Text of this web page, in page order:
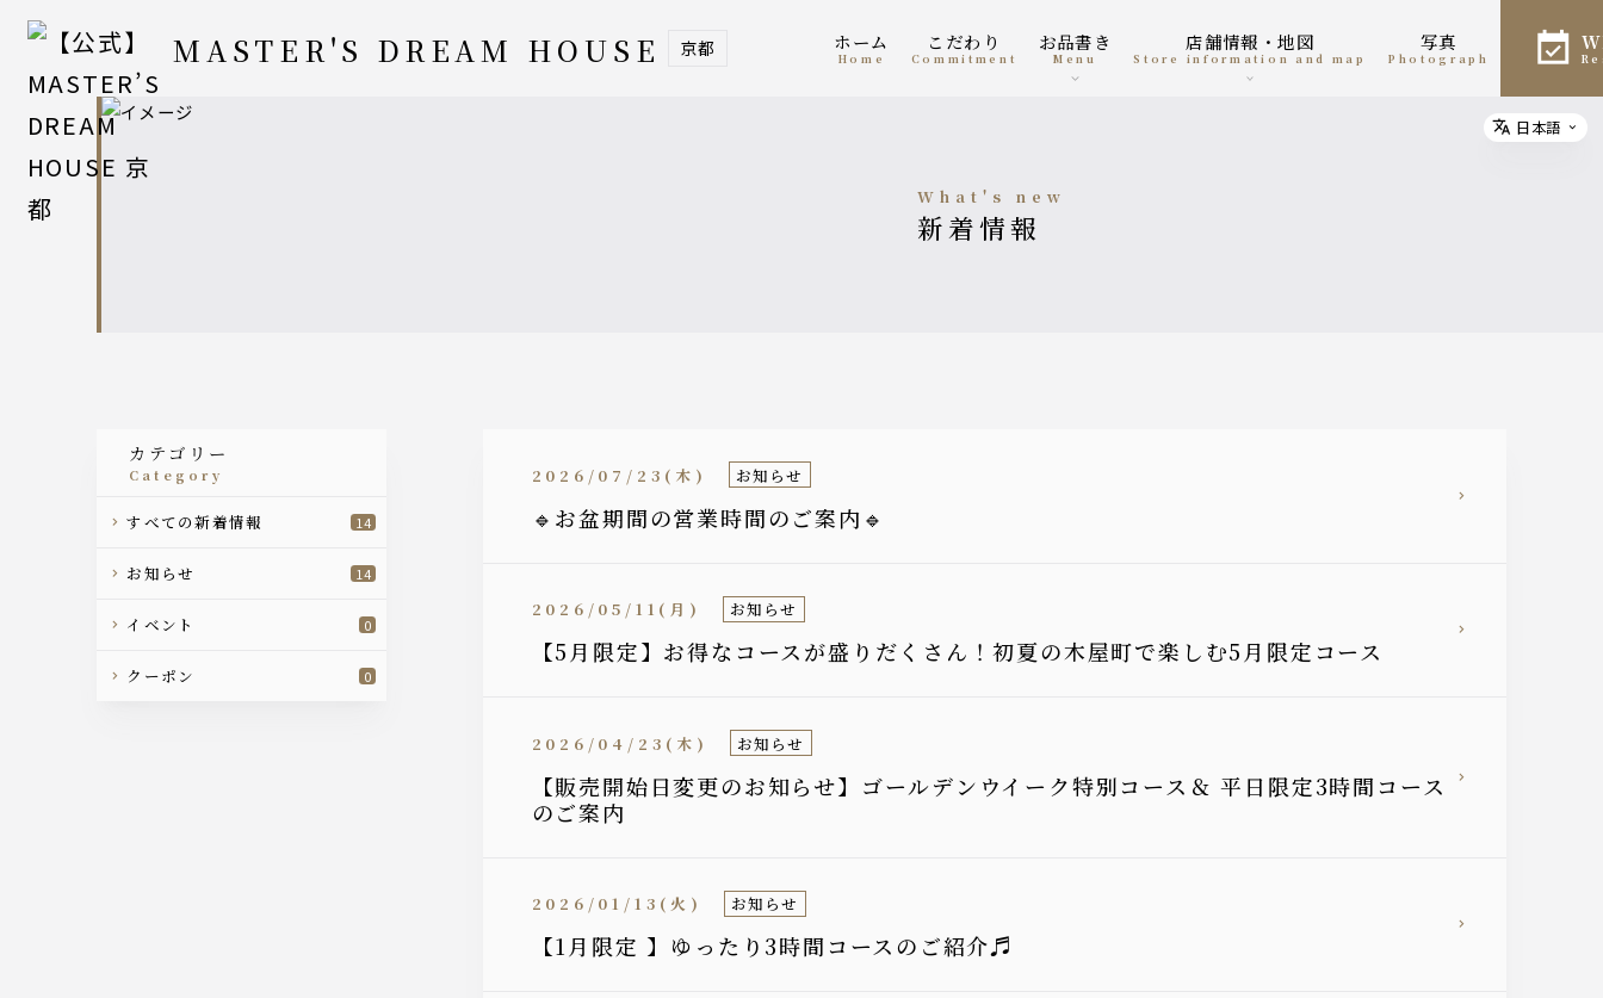
MASTER'S DREAM HOUSE 京都 ホーム
home
こだわり
Commitment
お品書き
menu
店舗情報・地図
Store information and map
写真
photograph
what's new
新着情報
🔹お盆期間の営業時間のご案内🔹
2026/07/23(木) お知らせ
【5月限定】お得なコースが盛りだくさん！初夏の木屋町で楽しむ5月限定コース
2026/05/11(月) お知らせ
【販売開始日変更のお知らせ】ゴールデンウイーク特別コース＆ 平日限定3時間コース
のご案内
2026/04/23(木) お知らせ
【1月限定 】ゆったり3時間コースのご紹介♬
2026/01/13(火) お知らせ
カテゴリー
category
すべての新着情報 14
お知らせ 14
イベント 0
クーポン 0
Select
日本語